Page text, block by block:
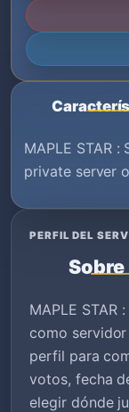
MAPLE STAR
private server
PERFIL DEL
Sobre
MAPLE STAR
como
perfil para
votos, fecha
elegir dónde